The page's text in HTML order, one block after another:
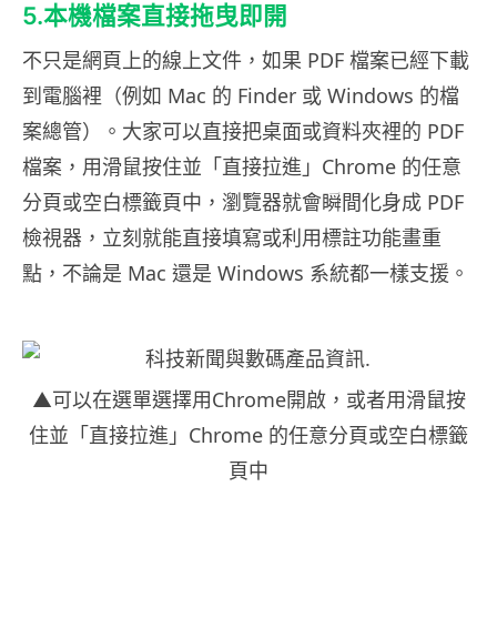
5.本機檔案直接拖曳即開
不只是網頁上的線上文件，如果 PDF 檔案已經下載
到電腦裡（例如 Mac 的 Finder 或 Windows 的檔
案總管）。大家可以直接把桌面或資料夾裡的 PDF
檔案，用滑鼠按住並「直接拉進」Chrome 的任意
分頁或空白標籤頁中，瀏覽器就會瞬間化身成 PDF
檢視器，立刻就能直接填寫或利用標註功能畫重
點，不論是 Mac 還是 Windows 系統都一樣支援。
▲可以在選單選擇用Chrome開啟，或者用滑鼠按
住並「直接拉進」Chrome 的任意分頁或空白標籤
頁中